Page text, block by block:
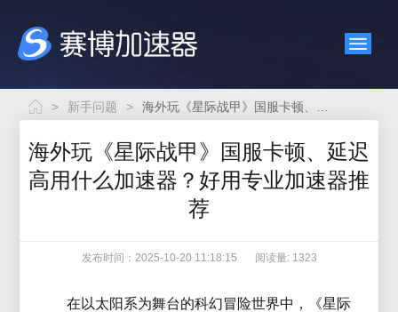
> 新手问题 >
海外玩《星际战甲》国服卡顿、延迟
高用什么加速器？好用专业加速器推
荐
发布时间：2025-10-20 11:18:15 阅读量: 1323
在以太阳系为舞台的科幻冒险世界中，《星际